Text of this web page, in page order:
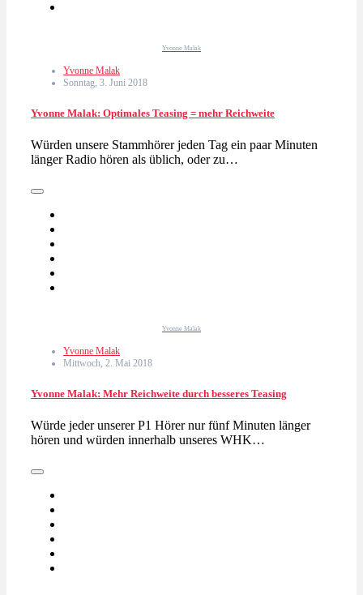
Yvonne Malak
Yvonne Malak
Sonntag, 3. Juni 2018
Yvonne Malak: Optimales Teasing = mehr Reichweite
Würden unsere Stammhörer jeden Tag ein paar Minuten
länger Radio hören als üblich, oder zu…
Yvonne Malak
Yvonne Malak
Mittwoch, 2. Mai 2018
Yvonne Malak: Mehr Reichweite durch besseres Teasing
Würde jeder unserer P1 Hörer nur fünf Minuten länger
hören und würden innerhalb unseres WHK…